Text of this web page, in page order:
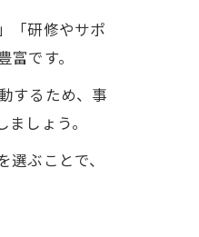
「研修やサポ
です。
するため、事
しょう。
ぶことで、